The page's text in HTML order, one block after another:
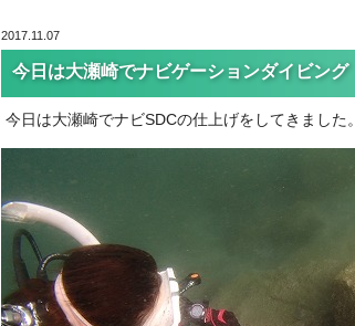
2017.11.07
今日は大瀬崎でナビゲーションダイビング
今日は大瀬崎でナビSDCの仕上げをしてきました。